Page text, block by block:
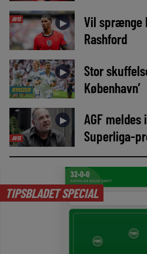
AVIS ►
Vil sprænge
Rashford
NYHEDER
►
Stor
København’
AVIS
►
AGF
Superliga-
TIPSBLADET SPECIAL